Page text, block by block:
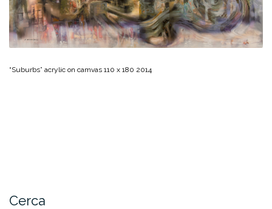
“Suburbs” acrylic on camvas 110 x 180 2014
Cerca